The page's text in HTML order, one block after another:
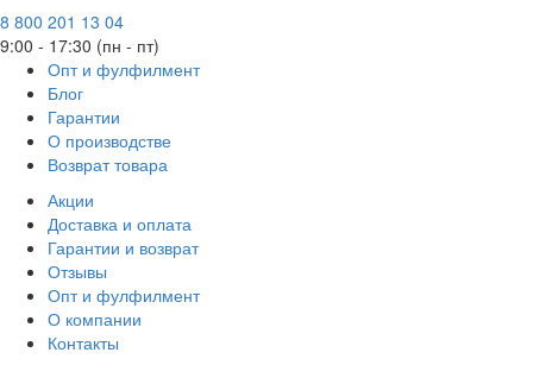
8 800 201 13 04
9:00 - 17:30 (пн - пт)
Опт и фулфилмент
Блог
Гарантии
О производстве
Возврат товара
Акции
Доставка и оплата
Гарантии и возврат
Отзывы
Опт и фулфилмент
О компании
Контакты